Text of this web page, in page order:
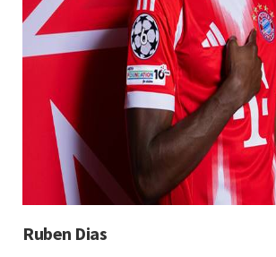
Ruben Dias